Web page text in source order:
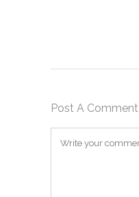
Post A Comment